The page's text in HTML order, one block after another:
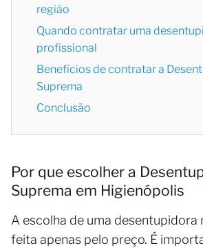
região
Quando contratar uma
profissional
Benefícios de contratar a
Suprema
Conclusão
Por que escolher a
Suprema em Higienópolis
A escolha de uma desentupidora
feita apenas pelo preço. É